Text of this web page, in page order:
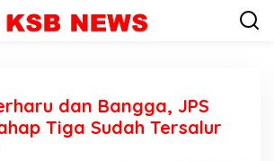
dan Bangga, JPS
Tiga Sudah Tersalur